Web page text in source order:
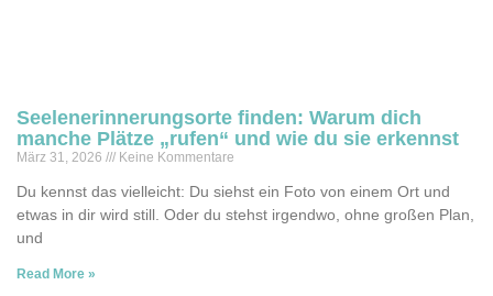
Seelenerinnerungsorte finden: Warum dich
manche Plätze „rufen“ und wie du sie erkennst
März 31, 2026 Keine Kommentare
Du kennst das vielleicht: Du siehst ein Foto von einem Ort und
etwas in dir wird still. Oder du stehst irgendwo, ohne großen Plan,
und
Read More »